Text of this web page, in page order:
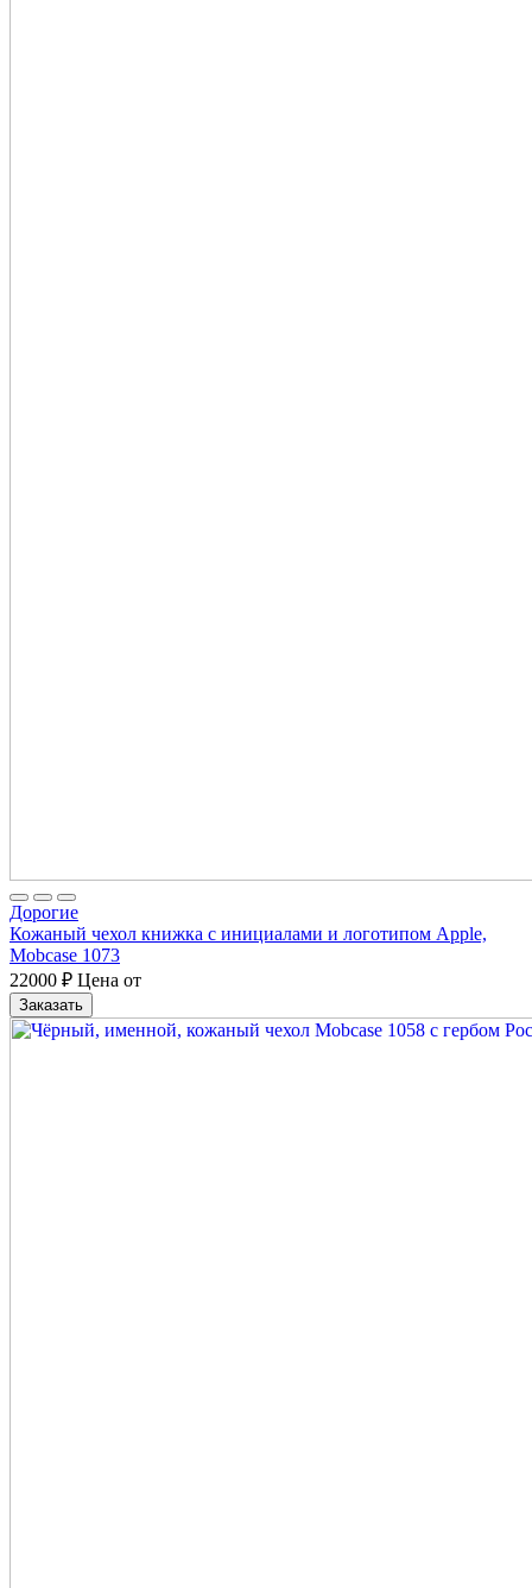
Дорогие
Кожаный чехол книжка с инициалами и логотипом Apple,
Mobcase 1073
22000 ₽ Цена от
Заказать